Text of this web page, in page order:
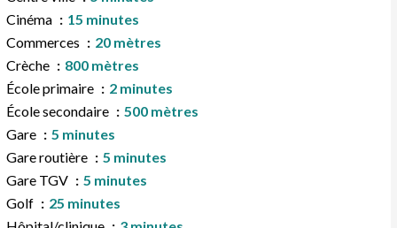
Cinéma
15 minutes
Commerces
20 mètres
Crèche
800 mètres
École primaire
2 minutes
École secondaire
500 mètres
Gare
5 minutes
Gare routière
5 minutes
Gare TGV
5 minutes
Golf
25 minutes